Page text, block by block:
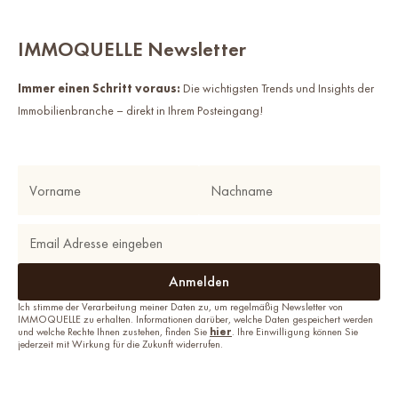
IMMOQUELLE Newsletter
Immer einen Schritt voraus: Die wichtigsten Trends und Insights der
Immobilienbranche – direkt in Ihrem Posteingang!
Ich stimme der Verarbeitung meiner Daten zu, um regelmäßig Newsletter von
IMMOQUELLE zu erhalten. Informationen darüber, welche Daten gespeichert werden
und welche Rechte Ihnen zustehen, finden Sie hier. Ihre Einwilligung können Sie
jederzeit mit Wirkung für die Zukunft widerrufen.